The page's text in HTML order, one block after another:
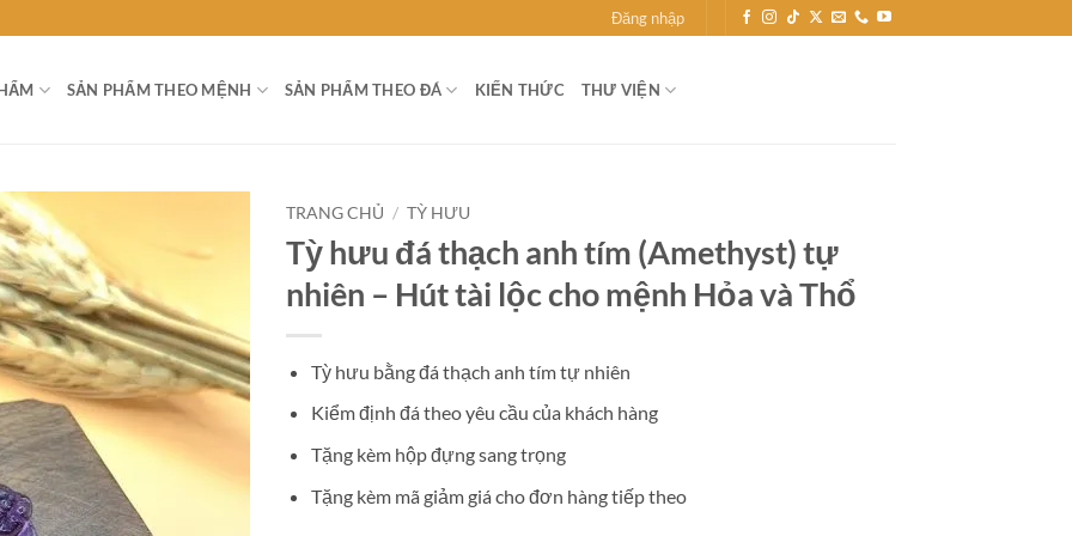
Đăng nhập
SẢN PHẨM THEO MỆNH SẢN PHẨM THEO ĐÁ KIẾN THỨC THƯ VIỆN
TRANG CHỦ / TỲ HƯU
Tỳ hưu đá thạch anh tím (Amethyst) tự
nhiên – Hút tài lộc cho mệnh Hỏa và Thổ
Tỳ hưu bằng đá thạch anh tím tự nhiên
Kiểm định đá theo yêu cầu của khách hàng
Tặng kèm hộp đựng sang trọng
Tặng kèm mã giảm giá cho đơn hàng tiếp theo